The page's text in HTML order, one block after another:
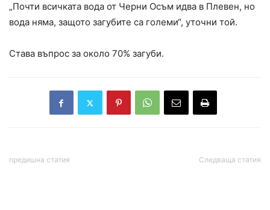
„Почти всичката вода от Черни Осъм идва в Плевен, но
вода няма, защото загубите са големи“, уточни той.
Става въпрос за около 70% загуби.
предишна статия Следваща статия